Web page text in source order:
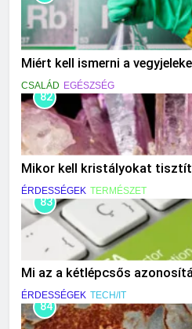
Miért kell ismerni a
CSALÁD EGÉSZSÉG
82
Mikor kell kristályokat
ÉRDESSÉGEK TERMÉSZET
83
Mi az a kétlépcsős
ÉRDESSÉGEK TECH/IT
84